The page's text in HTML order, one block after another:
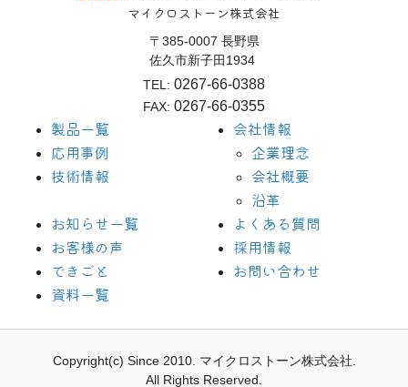
マイクロストーン株式会社
〒385-0007 長野県
佐久市新子田1934
TEL: 0267-66-0388
FAX: 0267-66-0355
製品一覧
応用事例
技術情報
会社情報
企業理念
会社概要
沿革
お知らせ一覧
お客様の声
できごと
資料一覧
よくある質問
採用情報
お問い合わせ
Copyright(c) Since 2010. マイクロストーン株式会社.
All Rights Reserved.